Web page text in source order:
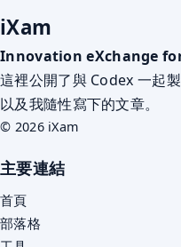
iXam
Innovation eXchange
這裡公開了與 Codex 一起
以及我隨性寫下的文章。
© 2026 iXam
主要連結
首頁
部落格